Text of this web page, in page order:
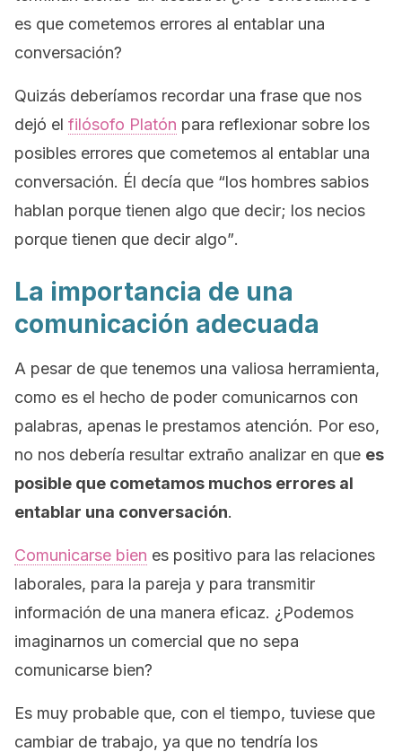
es que cometemos errores al entablar una
conversación?
Quizás deberíamos recordar una frase que nos
dejó el filósofo Platón para reflexionar sobre los
posibles errores que cometemos al entablar una
conversación. Él decía que “los hombres sabios
hablan porque tienen algo que decir; los necios
porque tienen que decir algo”.
La importancia de una
comunicación adecuada
A pesar de que tenemos una valiosa herramienta,
como es el hecho de poder comunicarnos con
palabras, apenas le prestamos atención. Por eso,
no nos debería resultar extraño analizar en que es
posible que cometamos muchos errores al
entablar una conversación.
Comunicarse bien es positivo para las relaciones
laborales, para la pareja y para transmitir
información de una manera eficaz. ¿Podemos
imaginarnos un comercial que no sepa
comunicarse bien?
Es muy probable que, con el tiempo, tuviese que
cambiar de trabajo, ya que no tendría los